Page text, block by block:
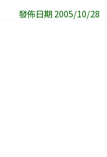
發佈日期 2005/10/28